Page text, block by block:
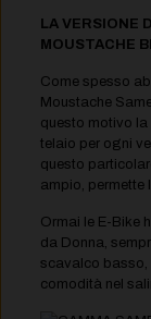
LA VERSIONE
MOUSTACHE
Come spesso
Moustache
questo motivo la
telaio per ogni
questo
ampio, permette
Ormai le E-Bike
da Donna,
scavalco basso,
comodità nel